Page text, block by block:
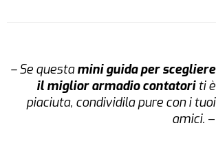
– Se questamini guida per scegliere
il miglior armadio contatori ti è
piaciuta, condividila pure con i tuoi
amici. –